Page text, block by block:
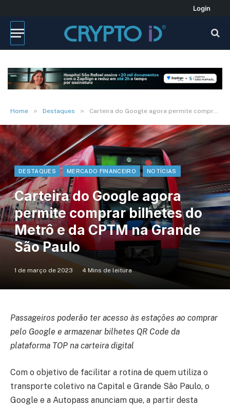
Login
Home » Destaques » Carteira do Google agora permite comprar bilhetes do Metrô e da CPTM na Grande São Paulo
DESTAQUES MERCADO FINANCEIRO NOTÍCIAS
Carteira do Google agora
permite comprar bilhetes do
Metrô e da CPTM na Grande
São Paulo
1 de março de 2023 4 Mins de leitura
Passageiros poderão ter acesso às estações ao comprar
pelo Google e armazenar bilhetes QR Code da
plataforma TOP na carteira digital
Com o objetivo de facilitar a rotina de quem utiliza o
transporte coletivo na Capital e Grande São Paulo, o
Google e a Autopass anunciam que, a partir desta